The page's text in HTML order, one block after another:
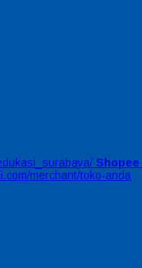
Shopee
merchant/toko-anda